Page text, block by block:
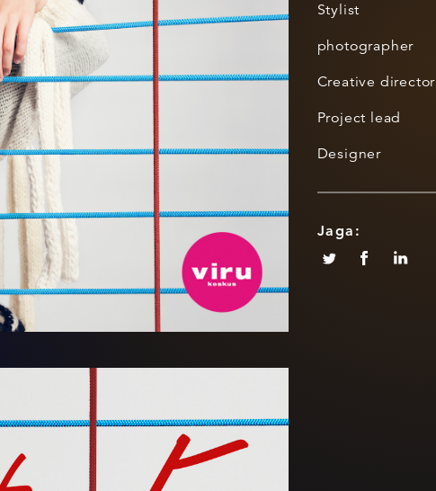
Stylist
photographer
Creative director
Project lead
Designer
Jaga: